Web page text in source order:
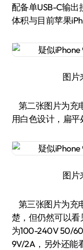
配备单USB-C输
体积与目前苹果
图片
第二张图片为充
用白色设计，扁平
图片
第三张图片为充
楚，但仍然可以看
为100-240V 50/
9V/2A，另外还能